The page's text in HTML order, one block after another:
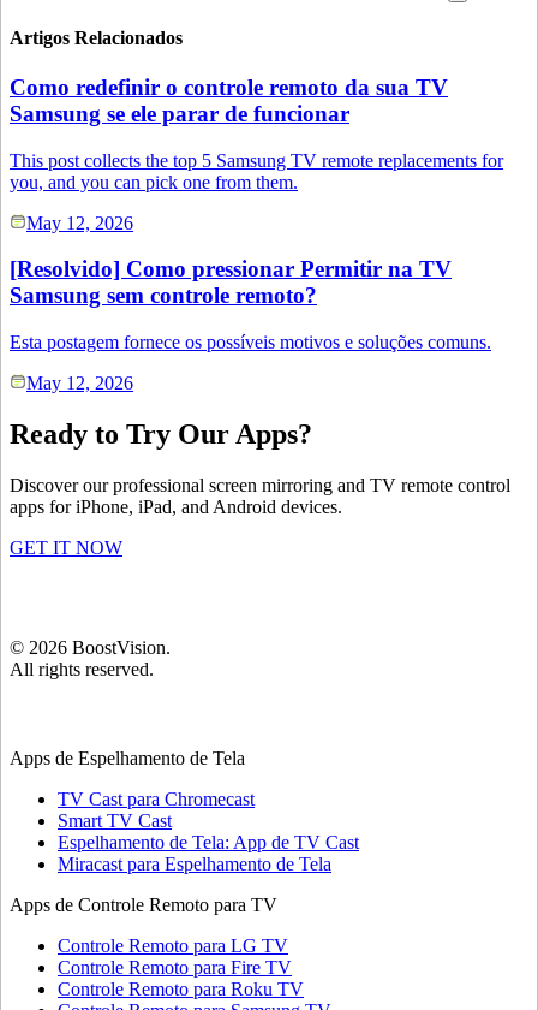
Artigos Relacionados
Como redefinir o controle remoto da sua TV
Samsung se ele parar de funcionar
This post collects the top 5 Samsung TV remote replacements for
you, and you can pick one from them.
May 12, 2026
[Resolvido] Como pressionar Permitir na TV
Samsung sem controle remoto?
Esta postagem fornece os possíveis motivos e soluções comuns.
May 12, 2026
Ready to Try Our Apps?
Discover our professional screen mirroring and TV remote control
apps for iPhone, iPad, and Android devices.
GET IT NOW
© 2026 BoostVision.
All rights reserved.
Apps de Espelhamento de Tela
TV Cast para Chromecast
Smart TV Cast
Espelhamento de Tela: App de TV Cast
Miracast para Espelhamento de Tela
Apps de Controle Remoto para TV
Controle Remoto para LG TV
Controle Remoto para Fire TV
Controle Remoto para Roku TV